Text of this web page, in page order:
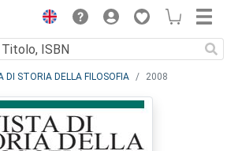
DI STORIA DELLA FILOSOFIA 2008